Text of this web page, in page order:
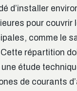
d’installer
pour couvrir
comme le
répartition
étude
de courants